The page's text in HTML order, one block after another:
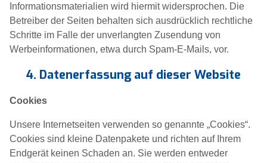
Informationsmaterialien wird hiermit widersprochen. Die
Betreiber der Seiten behalten sich ausdrücklich rechtliche
Schritte im Falle der unverlangten Zusendung von
Werbeinformationen, etwa durch Spam-E-Mails, vor.
4. Datenerfassung auf dieser Website
Cookies
Unsere Internetseiten verwenden so genannte „Cookies“.
Cookies sind kleine Datenpakete und richten auf Ihrem
Endgerät keinen Schaden an. Sie werden entweder